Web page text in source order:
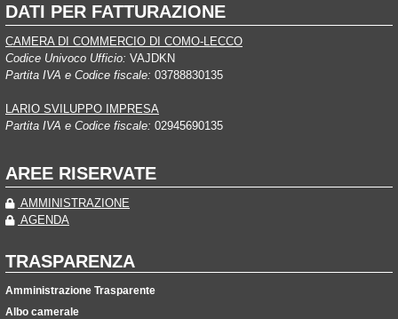
DATI PER FATTURAZIONE
CAMERA DI COMMERCIO DI COMO-LECCO
Codice Univoco Ufficio: VAJDKN
Partita IVA e Codice fiscale: 03788830135
LARIO SVILUPPO IMPRESA
Partita IVA e Codice fiscale: 02945690135
AREE RISERVATE
AMMINISTRAZIONE
AGENDA
TRASPARENZA
Amministrazione Trasparente
Albo camerale